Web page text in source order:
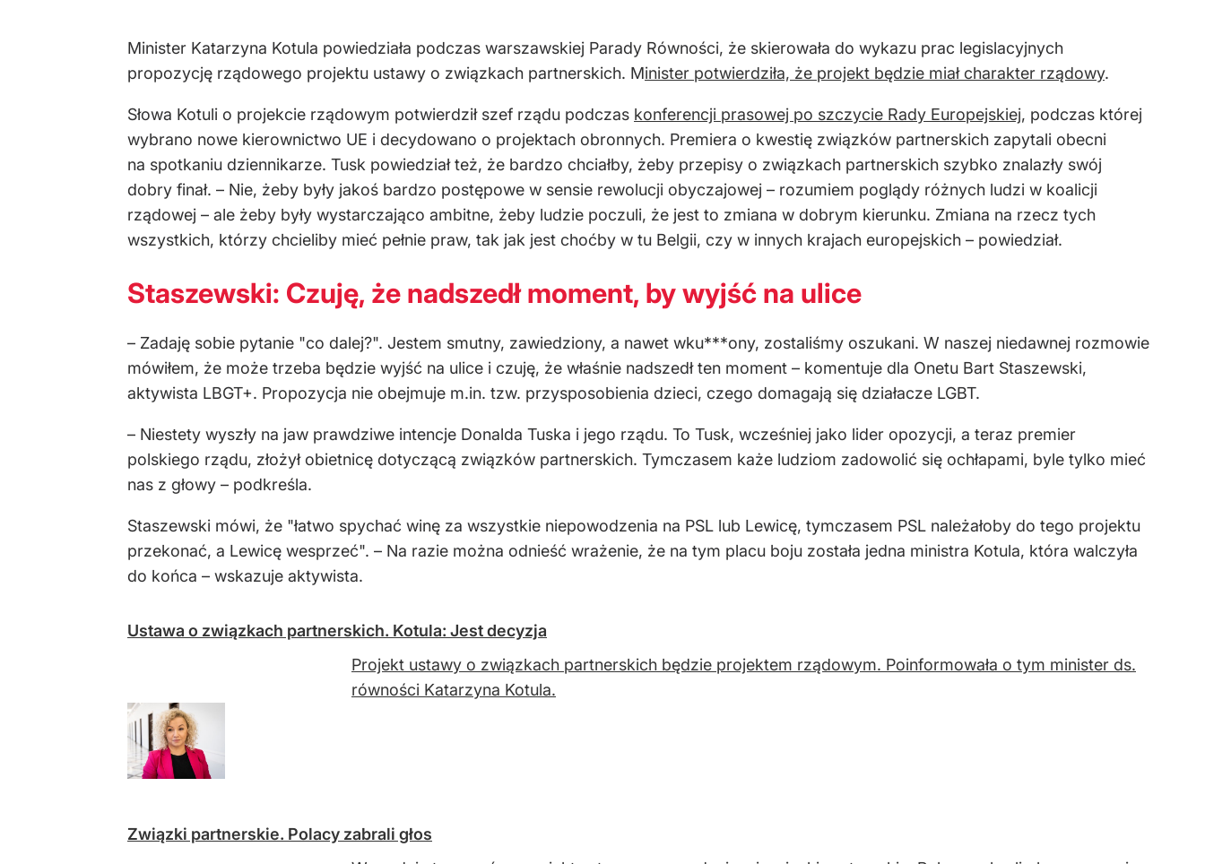
Minister Katarzyna Kotula powiedziała podczas warszawskiej Parady Równości, że skierowała do wykazu prac legislacyjnych
propozycję rządowego projektu ustawy o związkach partnerskich. Minister potwierdziła, że projekt będzie miał charakter rządowy.
Słowa Kotuli o projekcie rządowym potwierdził szef rządu podczas konferencji prasowej po szczycie Rady Europejskiej, podczas której
wybrano nowe kierownictwo UE i decydowano o projektach obronnych. Premiera o kwestię związków partnerskich zapytali obecni
na spotkaniu dziennikarze. Tusk powiedział też, że bardzo chciałby, żeby przepisy o związkach partnerskich szybko znalazły swój
dobry finał. – Nie, żeby były jakoś bardzo postępowe w sensie rewolucji obyczajowej – rozumiem poglądy różnych ludzi w koalicji
rządowej – ale żeby były wystarczająco ambitne, żeby ludzie poczuli, że jest to zmiana w dobrym kierunku. Zmiana na rzecz tych
wszystkich, którzy chcieliby mieć pełnie praw, tak jak jest choćby w tu Belgii, czy w innych krajach europejskich – powiedział.
Staszewski: Czuję, że nadszedł moment, by wyjść na ulice
– Zadaję sobie pytanie "co dalej?". Jestem smutny, zawiedziony, a nawet wku***ony, zostaliśmy oszukani. W naszej niedawnej rozmowie
mówiłem, że może trzeba będzie wyjść na ulice i czuję, że właśnie nadszedł ten moment – komentuje dla Onetu Bart Staszewski,
aktywista LBGT+. Propozycja nie obejmuje m.in. tzw. przysposobienia dzieci, czego domagają się działacze LGBT.
– Niestety wyszły na jaw prawdziwe intencje Donalda Tuska i jego rządu. To Tusk, wcześniej jako lider opozycji, a teraz premier
polskiego rządu, złożył obietnicę dotyczącą związków partnerskich. Tymczasem każe ludziom zadowolić się ochłapami, byle tylko mieć
nas z głowy – podkreśla.
Staszewski mówi, że "łatwo spychać winę za wszystkie niepowodzenia na PSL lub Lewicę, tymczasem PSL należałoby do tego projektu
przekonać, a Lewicę wesprzeć". – Na razie można odnieść wrażenie, że na tym placu boju została jedna ministra Kotula, która walczyła
do końca – wskazuje aktywista.
Ustawa o związkach partnerskich. Kotula: Jest decyzja
Projekt ustawy o związkach partnerskich będzie projektem rządowym. Poinformowała o tym minister ds.
równości Katarzyna Kotula.
Związki partnerskie. Polacy zabrali głos